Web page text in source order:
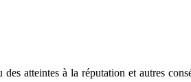
atteintes à la réputation et autres